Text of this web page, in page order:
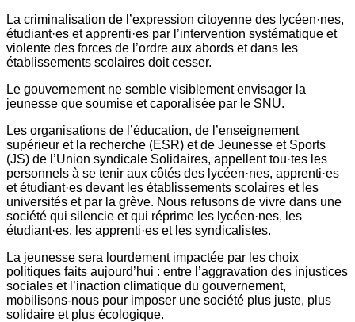
La criminalisation de l’expression citoyenne des lycéen·nes,
étudiant·es et apprenti·es par l’intervention systématique et
violente des forces de l’ordre aux abords et dans les
établissements scolaires doit cesser.
Le gouvernement ne semble visiblement envisager la
jeunesse que soumise et caporalisée par le SNU.
Les organisations de l’éducation, de l’enseignement
supérieur et la recherche (ESR) et de Jeunesse et Sports
(JS) de l’Union syndicale Solidaires, appellent tou·tes les
personnels à se tenir aux côtés des lycéen·nes, apprenti·es
et étudiant·es devant les établissements scolaires et les
universités et par la grève. Nous refusons de vivre dans une
société qui silencie et qui réprime les lycéen·nes, les
étudiant·es, les apprenti·es et les syndicalistes.
La jeunesse sera lourdement impactée par les choix
politiques faits aujourd’hui : entre l’aggravation des injustices
sociales et l’inaction climatique du gouvernement,
mobilisons-nous pour imposer une société plus juste, plus
solidaire et plus écologique.